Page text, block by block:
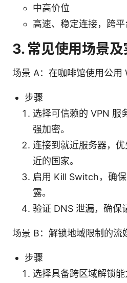
中高价位
高速、稳定连接，跨
3. 常见使用场景
场景 A：在咖啡馆使用公用
步骤
选择可信赖的 VPN 服
强加密。
连接到就近服务器，
近的国家。
启用 Kill Switch，确
露。
验证 DNS 泄漏，确保
场景 B：解锁地域限制的流
步骤
选择具备跨区域解锁能